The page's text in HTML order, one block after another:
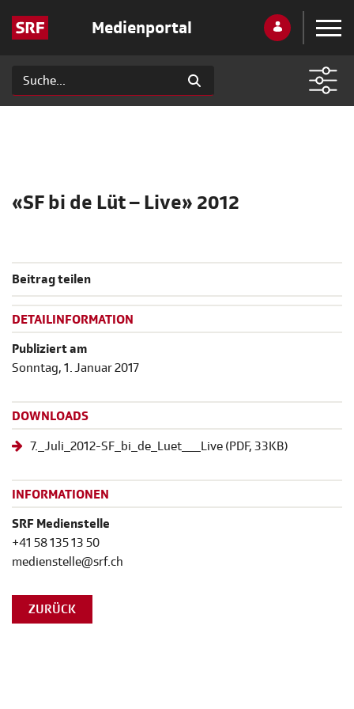
Medienportal
«SF bi de Lüt – Live» 2012
Beitrag teilen
DETAILINFORMATION
Publiziert am
Sonntag, 1. Januar 2017
DOWNLOADS
7._Juli_2012-SF_bi_de_Luet___Live (PDF, 33KB)
INFORMATIONEN
SRF Medienstelle
+41 58 135 13 50
medienstelle@srf.ch
ZURÜCK